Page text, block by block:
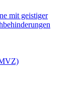
mit geistiger